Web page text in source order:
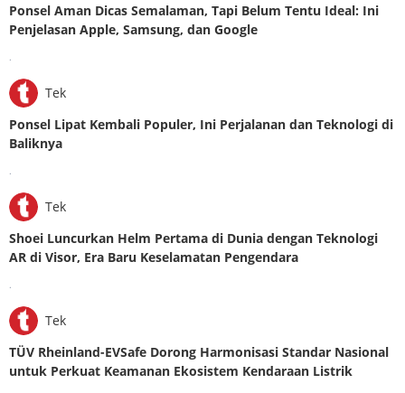
Ponsel Aman Dicas Semalaman, Tapi Belum Tentu Ideal: Ini
Penjelasan Apple, Samsung, dan Google
Tek
Ponsel Lipat Kembali Populer, Ini Perjalanan dan Teknologi di
Baliknya
Tek
Shoei Luncurkan Helm Pertama di Dunia dengan Teknologi
AR di Visor, Era Baru Keselamatan Pengendara
Tek
TÜV Rheinland-EVSafe Dorong Harmonisasi Standar Nasional
untuk Perkuat Keamanan Ekosistem Kendaraan Listrik